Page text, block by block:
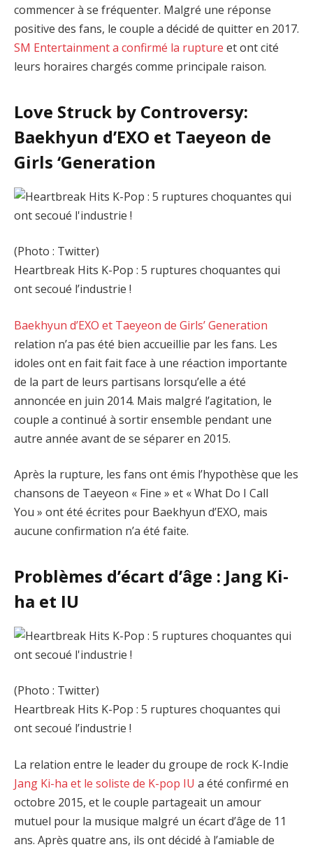
commencer à se fréquenter. Malgré une réponse
positive des fans, le couple a décidé de quitter en 2017.
SM Entertainment a confirmé la rupture et ont cité
leurs horaires chargés comme principale raison.
Love Struck by Controversy:
Baekhyun d’EXO et Taeyeon de
Girls ‘Generation
(Photo : Twitter)
Heartbreak Hits K-Pop : 5 ruptures choquantes qui
ont secoué l’industrie !
Baekhyun d’EXO et Taeyeon de Girls’ Generation
relation n’a pas été bien accueillie par les fans. Les
idoles ont en fait fait face à une réaction importante
de la part de leurs partisans lorsqu’elle a été
annoncée en juin 2014. Mais malgré l’agitation, le
couple a continué à sortir ensemble pendant une
autre année avant de se séparer en 2015.
Après la rupture, les fans ont émis l’hypothèse que les
chansons de Taeyeon « Fine » et « What Do I Call
You » ont été écrites pour Baekhyun d’EXO, mais
aucune confirmation n’a été faite.
Problèmes d’écart d’âge : Jang Ki-
ha et IU
(Photo : Twitter)
Heartbreak Hits K-Pop : 5 ruptures choquantes qui
ont secoué l’industrie !
La relation entre le leader du groupe de rock K-Indie
Jang Ki-ha et le soliste de K-pop IU a été confirmé en
octobre 2015, et le couple partageait un amour
mutuel pour la musique malgré un écart d’âge de 11
ans. Après quatre ans, ils ont décidé à l’amiable de